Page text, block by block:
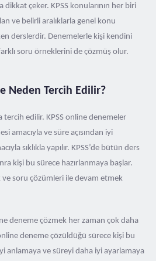
dikkat çeker. KPSS konularının her biri
ve belirli aralıklarla genel konu
derslerdir. Denemelerle kişi kendini
soru örneklerini de çözmüş olur.
Neden Tercih Edilir?
tercih edilir. KPSS online denemeler
amacıyla ve süre açısından iyi
sıklıkla yapılır. KPSS’de bütün ders
kişi bu sürece hazırlanmaya başlar.
ve soru çözümleri ile devam etmek
deneme çözmek her zaman çok daha
deneme çözüldüğü sürece kişi bu
anlamaya ve süreyi daha iyi ayarlamaya